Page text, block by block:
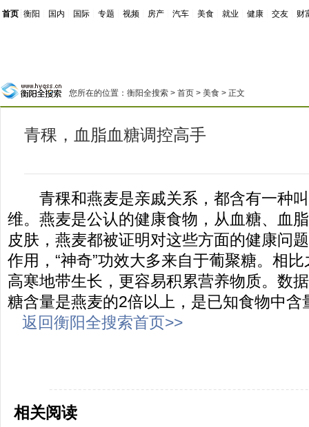
首页 衡阳 国内 国际 专题 视频 房产 汽车 美食 就业 健康 交友 财
您所在的位置： 衡阳全搜索 > 首页 > 美食 > 正文
青稞，血脂血糖调控高手
青稞和燕麦是亲戚关系，都含有一种叫
维。燕麦是公认的健康食物，从血糖、血
皮肤，燕麦都被证明对这些方面的健康问
作用，“神奇”功效大多来自于葡聚糖。相
高寒地带生长，更容易积累营养物质。数
糖含量是燕麦的2倍以上，是已知食物中含
返回衡阳全搜索首页>>
相关阅读